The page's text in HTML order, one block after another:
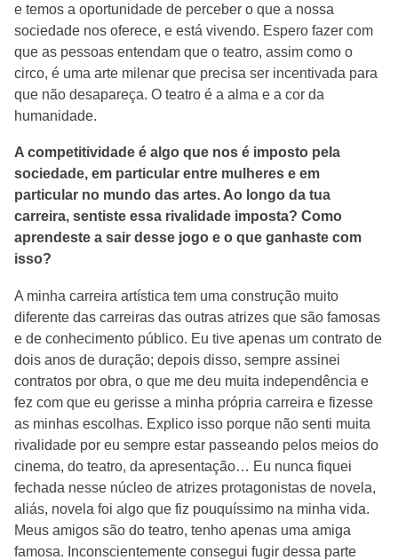
e temos a oportunidade de perceber o que a nossa
sociedade nos oferece, e está vivendo. Espero fazer com
que as pessoas entendam que o teatro, assim como o
circo, é uma arte milenar que precisa ser incentivada para
que não desapareça. O teatro é a alma e a cor da
humanidade.
A competitividade é algo que nos é imposto pela
sociedade, em particular entre mulheres e em
particular no mundo das artes. Ao longo da tua
carreira, sentiste essa rivalidade imposta? Como
aprendeste a sair desse jogo e o que ganhaste com
isso?
A minha carreira artística tem uma construção muito
diferente das carreiras das outras atrizes que são famosas
e de conhecimento público. Eu tive apenas um contrato de
dois anos de duração; depois disso, sempre assinei
contratos por obra, o que me deu muita independência e
fez com que eu gerisse a minha própria carreira e fizesse
as minhas escolhas. Explico isso porque não senti muita
rivalidade por eu sempre estar passeando pelos meios do
cinema, do teatro, da apresentação… Eu nunca fiquei
fechada nesse núcleo de atrizes protagonistas de novela,
aliás, novela foi algo que fiz pouquíssimo na minha vida.
Meus amigos são do teatro, tenho apenas uma amiga
famosa. Inconscientemente consegui fugir dessa parte